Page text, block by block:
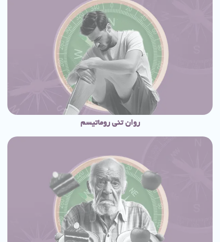
روان تنی روماتیسم